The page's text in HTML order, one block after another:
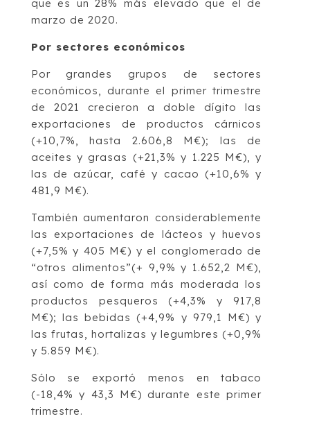
que es un 28% más elevado que el de
marzo de 2020.
Por sectores económicos
Por grandes grupos de sectores
económicos, durante el primer trimestre
de 2021 crecieron a doble dígito las
exportaciones de productos cárnicos
(+10,7%, hasta 2.606,8 M€); las de
aceites y grasas (+21,3% y 1.225 M€), y
las de azúcar, café y cacao (+10,6% y
481,9 M€).
También aumentaron considerablemente
las exportaciones de lácteos y huevos
(+7,5% y 405 M€) y el conglomerado de
“otros alimentos”(+ 9,9% y 1.652,2 M€),
así como de forma más moderada los
productos pesqueros (+4,3% y 917,8
M€); las bebidas (+4,9% y 979,1 M€) y
las frutas, hortalizas y legumbres (+0,9%
y 5.859 M€).
Sólo se exportó menos en tabaco
(-18,4% y 43,3 M€) durante este primer
trimestre.